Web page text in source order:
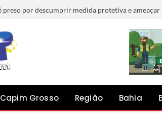
Capim Grosso Região Bahia